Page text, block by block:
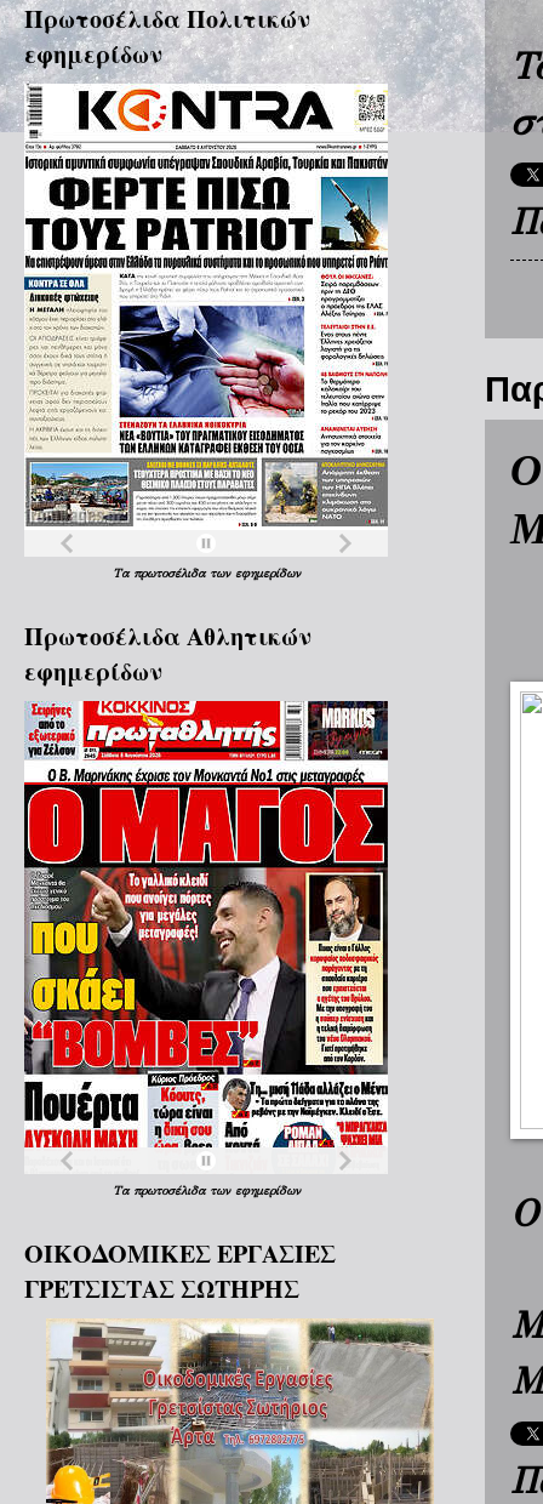
Πρωτοσέλιδα Πολιτικών
εφημερίδων
Τα πρωτοσέλιδα των εφημερίδων
Πρωτοσέλιδα Aθλητικών
εφημερίδων
Τα πρωτοσέλιδα των εφημερίδων
ΟΙΚΟΔΟΜΙΚΕΣ ΕΡΓΑΣΙΕΣ
ΓΡΕΤΣΙΣΤΑΣ ΣΩΤΗΡΗΣ